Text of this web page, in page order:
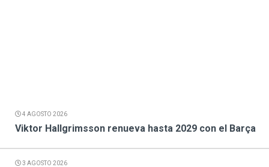
4 AGOSTO 2026
Viktor Hallgrimsson renueva hasta 2029 con el Barça
3 AGOSTO 2026